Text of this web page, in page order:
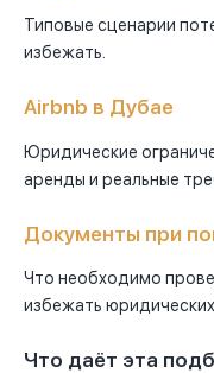
Типовые сценарии
избежать.
Airbnb в Дубае
Юридические
аренды и реальные
Документы при
Что необходимо
избежать юридических
Что даёт эта